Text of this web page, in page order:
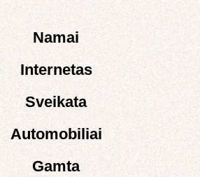
Namai
Internetas
Sveikata
Automobiliai
Gamta